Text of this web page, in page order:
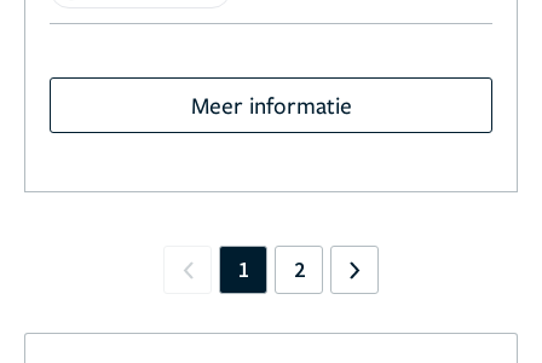
Meer informatie
Previous
1 2 Next